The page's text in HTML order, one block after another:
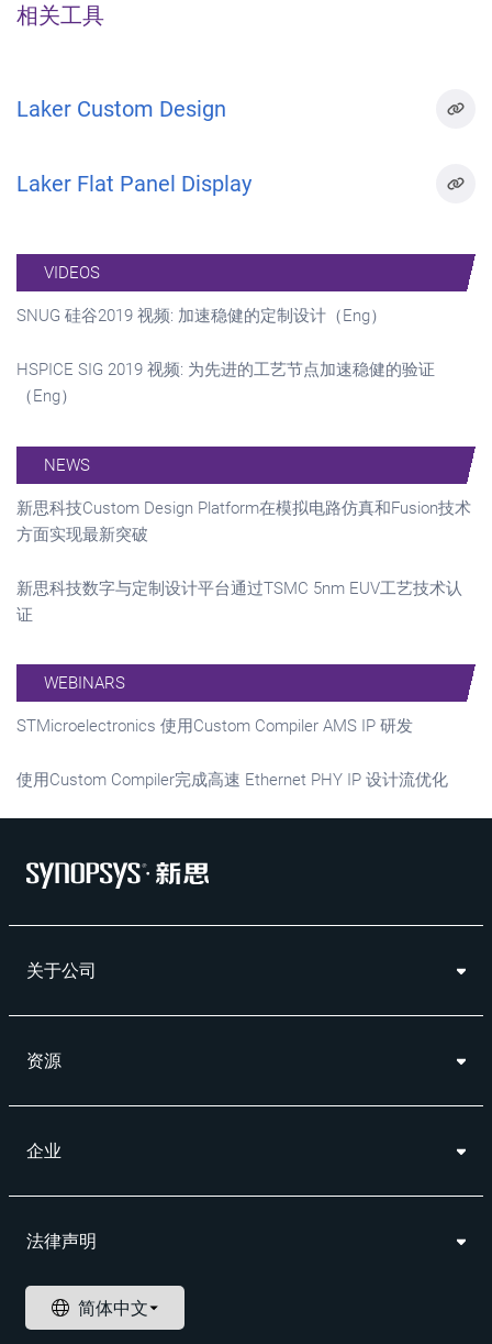
相关工具
Laker Custom Design
Laker Flat Panel Display
VIDEOS
SNUG 硅谷2019 视频: 加速稳健的定制设计（Eng）
HSPICE SIG 2019 视频: 为先进的工艺节点加速稳健的验证
（Eng）
NEWS
新思科技Custom Design Platform在模拟电路仿真和Fusion技术
方面实现最新突破
新思科技数字与定制设计平台通过TSMC 5nm EUV工艺技术认
证
WEBINARS
STMicroelectronics 使用Custom Compiler AMS IP 研发
使用Custom Compiler完成高速 Ethernet PHY IP 设计流优化
关于公司
资源
企业
法律声明